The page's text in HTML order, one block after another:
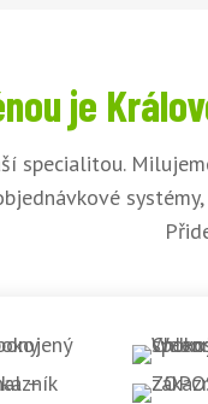
je
specialitou.